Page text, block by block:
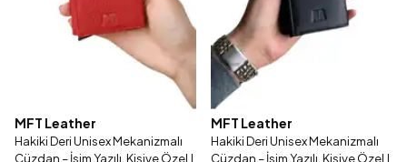
MFT Leather
Hakiki Deri Unisex Mekanizmalı
Cüzdan – İsim Yazılı, Kişiye Özel |
MFT Leather
Hakiki Deri Unisex Mekanizmalı
Cüzdan – İsim Yazılı, Kişiye Özel |